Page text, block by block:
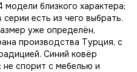
близкого характера;
есть из чего выбрать.
уже определён,
производства Турция, с
Синий ковёр
не спорит с мебелью и